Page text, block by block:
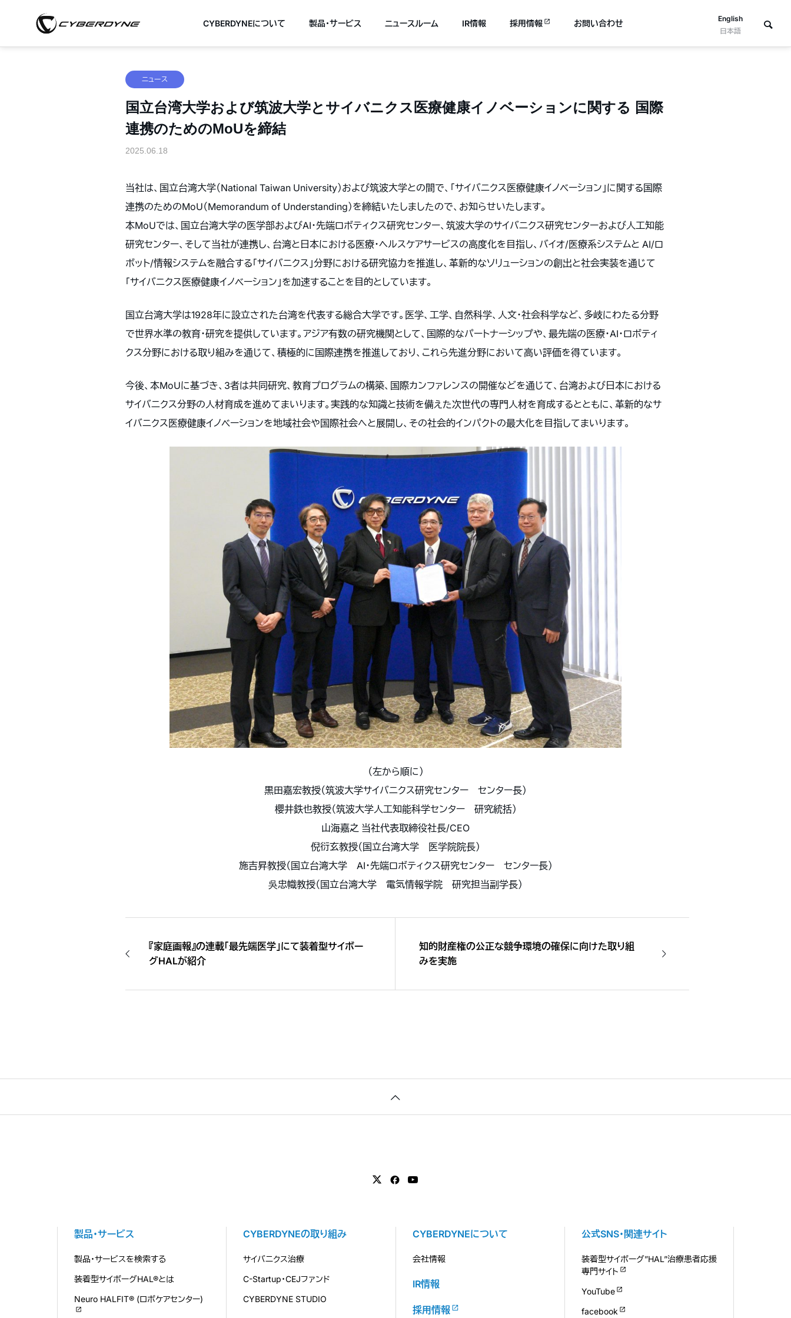
English
日本語
CYBERDYNEについて 製品・サービス ニュースルーム IR情報 採用情報 お問い合わせ
ニュース
国立台湾大学および筑波大学とサイバニクス医療健康イノベーションに関する 国際
連携のためのMoUを締結
2025.06.18
当社は、国立台湾大学（National Taiwan University）および筑波大学との間で、「サイバニクス医療健康イノベーション」に関する国際
連携のためのMoU（Memorandum of Understanding）を締結いたしましたので、お知らせいたします。
本MoUでは、国立台湾大学の医学部およびAI・先端ロボティクス研究センター、筑波大学のサイバニクス研究センターおよび人工知能
研究センター、そして当社が連携し、台湾と日本における医療・ヘルスケアサービスの高度化を目指し、バイオ/医療系システムと AI/ロ
ボット/情報システムを融合する「サイバニクス」分野における研究協力を推進し、革新的なソリューションの創出と社会実装を通じて
「サイバニクス医療健康イノベーション」を加速することを目的としています。
国立台湾大学は1928年に設立された台湾を代表する総合大学です。医学、工学、自然科学、人文・社会科学など、多岐にわたる分野
で世界水準の教育・研究を提供しています。アジア有数の研究機関として、国際的なパートナーシップや、最先端の医療・AI・ロボティ
クス分野における取り組みを通じて、積極的に国際連携を推進しており、これら先進分野において高い評価を得ています。
今後、本MoUに基づき、3者は共同研究、教育プログラムの構築、国際カンファレンスの開催などを通じて、台湾および日本における
サイバニクス分野の人材育成を進めてまいります。実践的な知識と技術を備えた次世代の専門人材を育成するとともに、革新的なサ
イバニクス医療健康イノベーションを地域社会や国際社会へと展開し、その社会的インパクトの最大化を目指してまいります。
（左から順に）
黒田嘉宏教授（筑波大学サイバニクス研究センター センター長）
櫻井鉄也教授（筑波大学人工知能科学センター 研究統括）
山海嘉之 当社代表取締役社長/CEO
倪衍玄教授（国立台湾大学 医学院院長）
施吉昇教授（国立台湾大学 AI・先端ロボティクス研究センター センター長）
吳忠幟教授（国立台湾大学 電気情報学院 研究担当副学長）
『家庭画報』の連載「最先端医学」にて装着型サイボー
グHALが紹介
知的財産権の公正な競争環境の確保に向けた取り組
みを実施
製品・サービス
製品・サービスを検索する
装着型サイボーグHAL®とは
Neuro HALFIT® (ロボケアセンター)
CYBERDYNEの取り組み
サイバニクス治療
C-Startup・CEJファンド
CYBERDYNE STUDIO
CYBERDYNEについて
会社情報
IR情報
採用情報
公式SNS・関連サイト
装着型サイボーグ”HAL”治療患者応援
専門サイト
YouTube
facebook